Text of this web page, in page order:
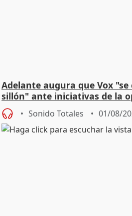
Adelante augura que Vox
sillón" ante iniciativas de la
Sonido Totales 01/08/